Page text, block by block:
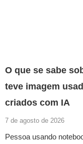
O que se sabe
teve imagem
criados com IA
7 de agosto de 2026
Pessoa usando